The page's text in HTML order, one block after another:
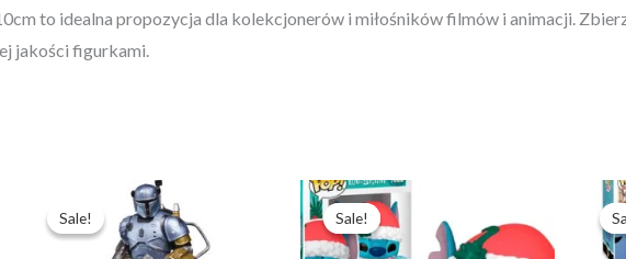
to idealna propozycja dla kolekcjonerów i miłośników filmów i animacji.
jakości figurkami.
Sale!
Sale!
Pierwotna
cena
wynosiła:
251,99 zł.
cena
wynosi:
179,99 zł.
Sale!
Sale!
Pierwotna
cena
wynosiła:
258,95 zł.
wynosi:
199,19 zł.